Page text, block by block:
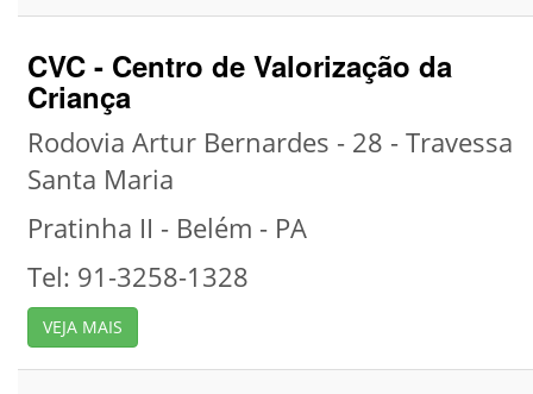
CVC - Centro de Valorização da
Criança
Rodovia Artur Bernardes - 28 - Travessa
Santa Maria
Pratinha II - Belém - PA
Tel: 91-3258-1328
VEJA MAIS